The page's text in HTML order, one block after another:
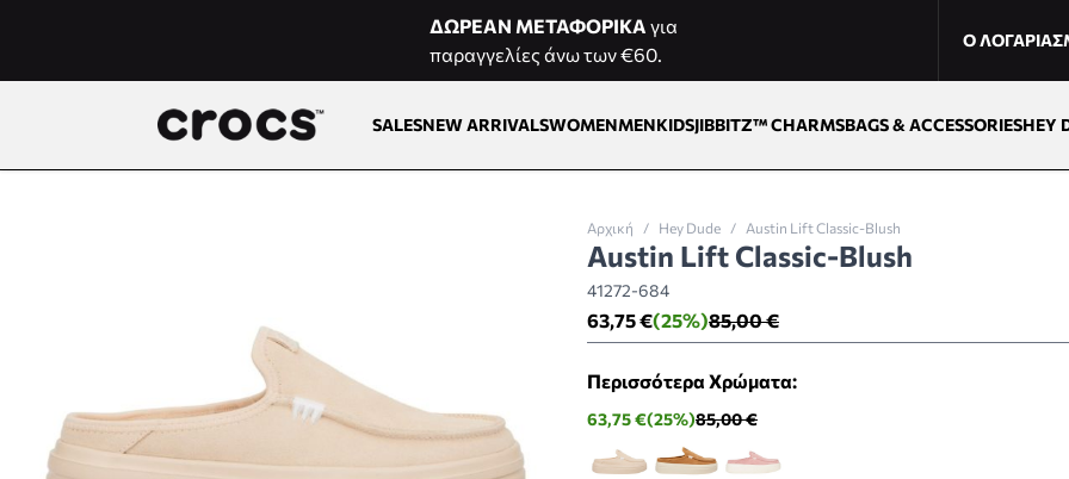
ΔΩΡΕΑΝ ΜΕΤΑΦΟΡΙΚΑ για
παραγγελίες άνω των €60.
Ο
SALESNEW ARRIVALSWOMENMENKIDSJIBBITZ™ CHARMSBAGS & ACCESSORIESHEY
Αρχική / Hey Dude / Austin Lift Classic-Blush
Austin Lift Classic-Blush
41272-684
85,00 €
(25%)
63,75 €
Περισσότερα Χρώματα:
63,75 €(25%)85,00 €